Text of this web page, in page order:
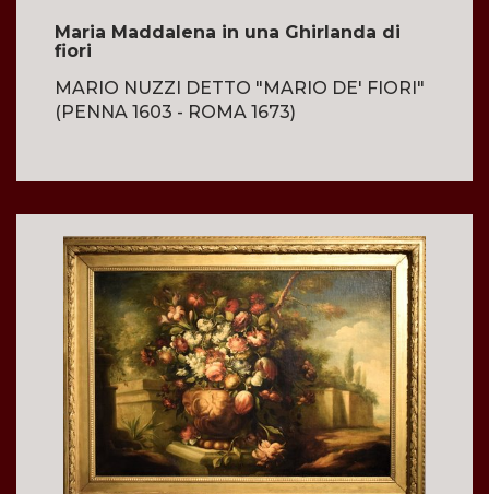
Maria Maddalena in una Ghirlanda di
fiori
MARIO NUZZI DETTO "MARIO DE' FIORI"
(PENNA 1603 - ROMA 1673)